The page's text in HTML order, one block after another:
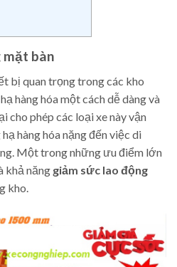
mặt bàn
bị quan trọng trong các kho
hàng hóa một cách dễ dàng và
cho phép các loại xe này vận
hàng hóa nặng đến việc di
Một trong những ưu điểm lớn
khả năng giảm sức lao động
kho.